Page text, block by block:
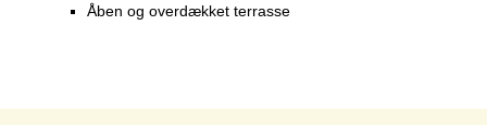
Åben og overdækket terrasse